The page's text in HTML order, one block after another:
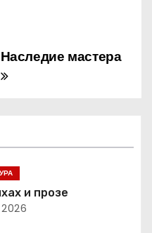
Наследие мастера
и прозе